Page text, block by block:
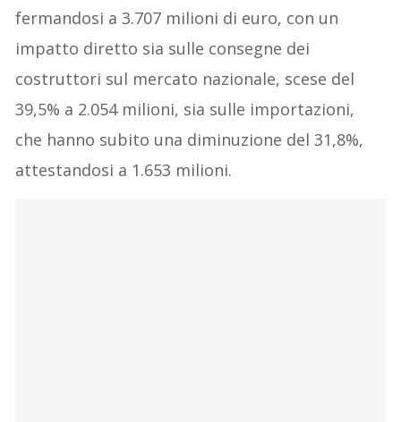
fermandosi a 3.707 milioni di euro, con un
impatto diretto sia sulle consegne dei
costruttori sul mercato nazionale, scese del
39,5% a 2.054 milioni, sia sulle importazioni,
che hanno subito una diminuzione del 31,8%,
attestandosi a 1.653 milioni.